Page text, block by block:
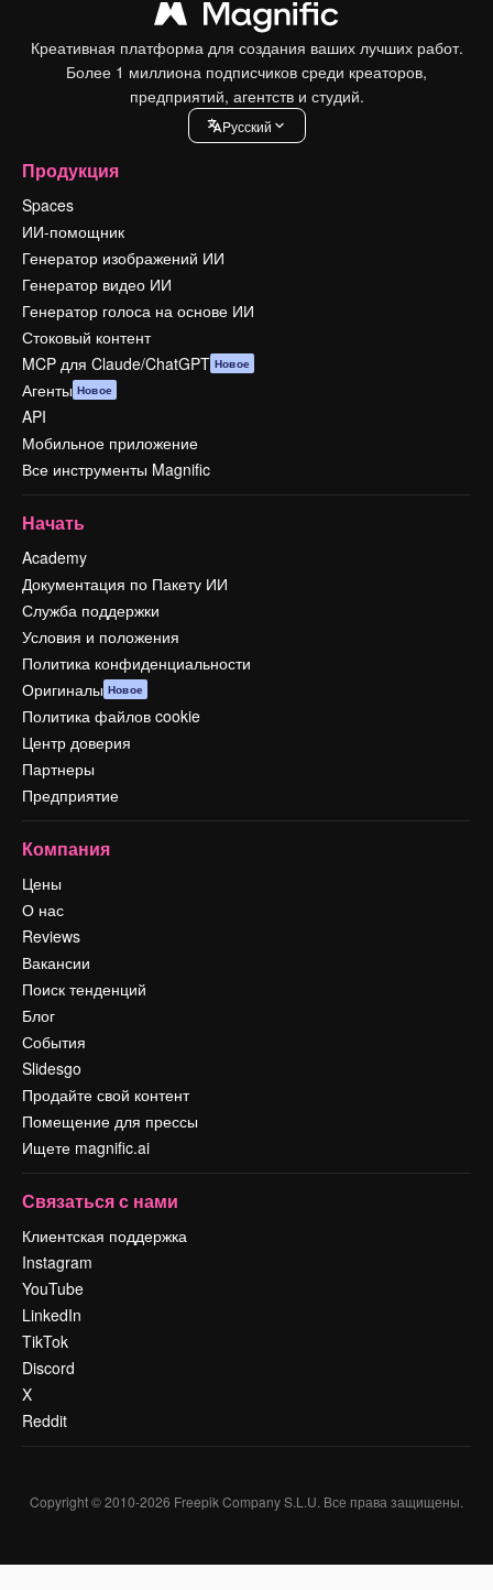
Креативная платформа для создания ваших лучших работ.
Более 1 миллиона подписчиков среди креаторов,
предприятий, агентств и студий.
Pусский
Продукция
Spaces
ИИ-помощник
Генератор изображений ИИ
Генератор видео ИИ
Генератор голоса на основе ИИ
Стоковый контент
MCP для Claude/ChatGPT Новое
Агенты Новое
API
Мобильное приложение
Все инструменты Magnific
Начать
Academy
Документация по Пакету ИИ
Служба поддержки
Условия и положения
Политика конфиденциальности
Оригиналы Новое
Политика файлов cookie
Центр доверия
Партнеры
Предприятие
Компания
Цены
О нас
Reviews
Вакансии
Поиск тенденций
Блог
События
Slidesgo
Продайте свой контент
Помещение для прессы
Ищете magnific.ai
Связаться с нами
Клиентская поддержка
Instagram
YouTube
LinkedIn
TikTok
Discord
X
Reddit
Copyright © 2010-2026 Freepik Company S.L.U. Все права защищены.